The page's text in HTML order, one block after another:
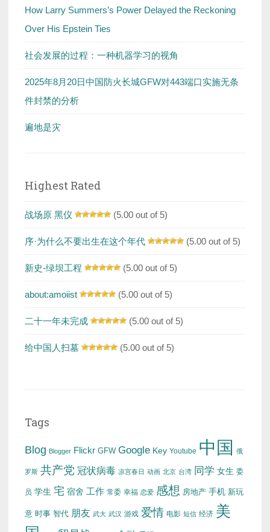
How Larry Summers’s Power Delayed the Reckoning
Over His Epstein Ties
社会发展的过程：一种机器学习的视角
2025年8月20日中国防火长城GFW对443端口实施无条
件封禁的分析
遍地是灾
Highest Rated
战场原 黑仪 (5.00 out of 5)
序·为什么不要出生在这个年代 (5.00 out of 5)
新史-绿坝工程 (5.00 out of 5)
about:amoiist (5.00 out of 5)
二十一年未完成 (5.00 out of 5)
给中国人扫墓 (5.00 out of 5)
Tags
Blog Blogger Flickr GFW Google Key Youtube 中国 俄
罗斯 共产党 冠状病毒 凉宫春日 动画 北京 台湾 同学 女生 委
员 学生 宅 宿舍 工作 常委 幸福 恋爱 感想 房地产 手机 新玩
意 时事 智代 朋友 武大 武汉 游戏 爱情 电影 短信 经济 美